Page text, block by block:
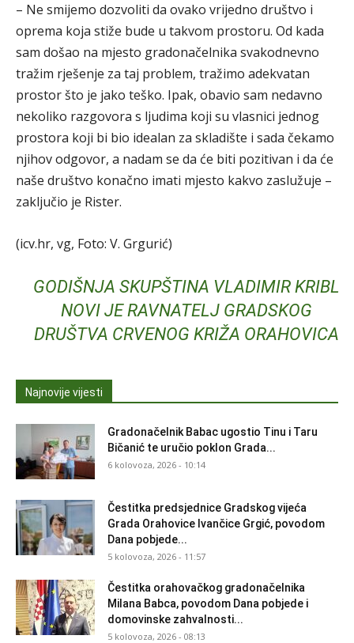
– Ne smijemo dozvoliti da ovako vrijedno društvo i
oprema koja stiže bude u takvom prostoru. Od kada
sam došao na mjesto gradonačelnika svakodnevno
tražim rješenje za taj problem, tražimo adekvatan
prostor što je jako teško. Ipak, obavio sam nedavno
nekoliko razgovora s ljudima koji su vlasnici jednog
prostora koji bi bio idealan za skladište i sada čekamo
njihov odgovor, a nadam se da će biti pozitivan i da će
naše društvo konačno imati mjesto kakvo zaslužuje –
zaključio je Rister.
(icv.hr, vg, Foto: V. Grgurić)
GODIŠNJA SKUPŠTINA VLADIMIR KRIBL
NOVI JE RAVNATELJ GRADSKOG
DRUŠTVA CRVENOG KRIŽA ORAHOVICA
Najnovije vijesti
Gradonačelnik Babac ugostio Tinu i Taru
Bičanić te uručio poklon Grada...
6 kolovoza, 2026 - 10:14
Čestitka predsjednice Gradskog vijeća
Grada Orahovice Ivančice Grgić, povodom
Dana pobjede...
5 kolovoza, 2026 - 11:57
Čestitka orahovačkog gradonačelnika
Milana Babca, povodom Dana pobjede i
domovinske zahvalnosti...
5 kolovoza, 2026 - 08:13